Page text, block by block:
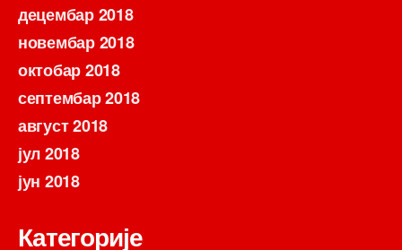
децембар 2018
новембар 2018
октобар 2018
септембар 2018
август 2018
јул 2018
јун 2018
Категорије